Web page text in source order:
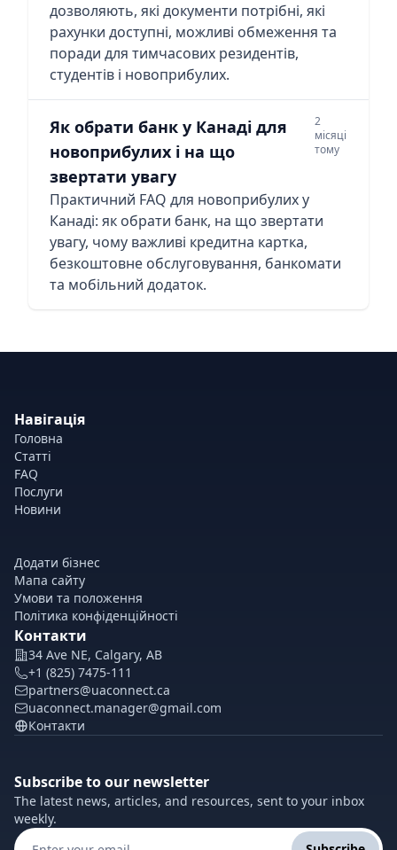
дозволяють, які документи потрібні, які
рахунки доступні, можливі обмеження та
поради для тимчасових резидентів,
студентів і новоприбулих.
Як обрати банк у Канаді для
новоприбулих і на що
звертати увагу
2
місяці
тому
Практичний FAQ для новоприбулих у
Канаді: як обрати банк, на що звертати
увагу, чому важливі кредитна картка,
безкоштовне обслуговування, банкомати
та мобільний додаток.
Навігація
Головна
Статті
FAQ
Послуги
Новини
Додати бізнес
Мапа сайту
Умови та положення
Політика конфіденційності
Контакти
34 Ave NE, Calgary, AB
+1 (825) 7475-111
partners@uaconnect.ca
uaconnect.manager@gmail.com
Контакти
Subscribe to our newsletter
The latest news, articles, and resources, sent to your inbox
weekly.